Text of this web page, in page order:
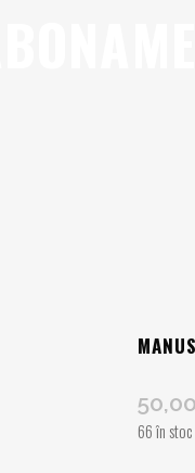
50,00
66 în stoc